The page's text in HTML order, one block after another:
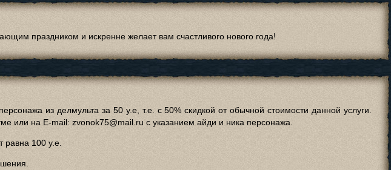
праздником и искренне желает вам счастливого нового года!
из делмульта за 50 у.е, т.е. с 50% скидкой от обычной стоимости данной услуги.
или на E-mail: zvonok75@mail.ru с указанием айди и ника персонажа.
равна 100 у.е.